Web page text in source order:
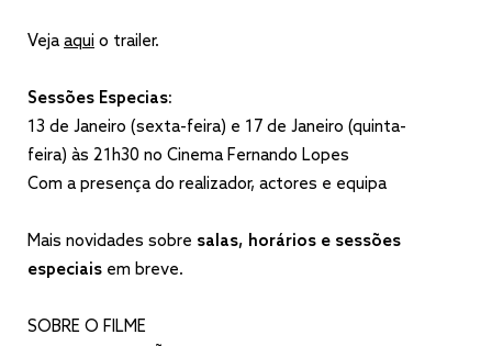
Veja aqui o trailer.
Sessões Especias:
13 de Janeiro (sexta-feira) e 17 de Janeiro (quinta-
feira) às 21h30 no Cinema Fernando Lopes
Com a presença do realizador, actores e equipa
Mais novidades sobre salas, horários e sessões
especiais em breve.
SOBRE O FILME